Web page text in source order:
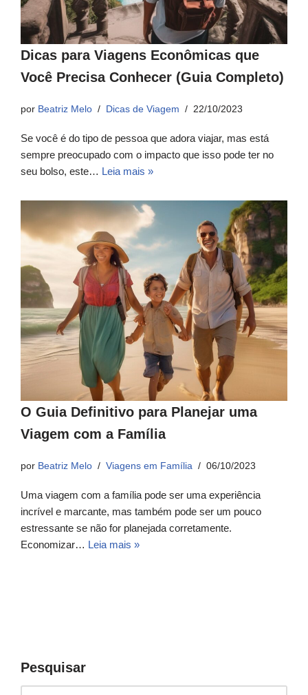
Dicas para Viagens Econômicas que
Você Precisa Conhecer (Guia Completo)
por Beatriz Melo Dicas de Viagem 22/10/2023
Se você é do tipo de pessoa que adora viajar, mas está
sempre preocupado com o impacto que isso pode ter no
seu bolso, este… Leia mais »
O Guia Definitivo para Planejar uma
Viagem com a Família
por Beatriz Melo Viagens em Família 06/10/2023
Uma viagem com a família pode ser uma experiência
incrível e marcante, mas também pode ser um pouco
estressante se não for planejada corretamente.
Economizar… Leia mais »
Pesquisar